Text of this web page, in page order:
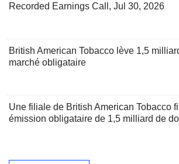
Recorded Earnings Call, Jul 30, 2026
British American Tobacco lève 1,5
marché obligataire
Une filiale de British American Tobacco
émission obligataire de 1,5 milliard de